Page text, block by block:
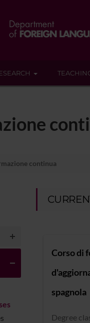
continua
Corso di
spagnola
Degree